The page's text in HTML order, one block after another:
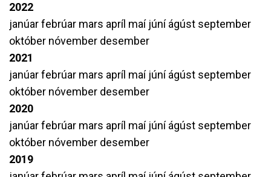
2022
janúarfebrúar mars apríl maí júníágúst september
október nóvember desember
2021
janúarfebrúar mars apríl maí júníágúst september
október nóvember desember
2020
janúarfebrúar mars apríl maí júníágúst september
október nóvember desember
2019